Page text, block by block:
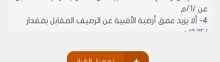
عن /1/م
4- ألا يزيد عمق أرضية الأقبية عن الرصيف المقابل بمقدار
/2.25/م
يزيد عرض هذه الردة عن /1/م مع السياج والدربزون.